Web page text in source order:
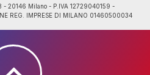
- 20146 Milano - P.IVA 12729040159 -
REG. IMPRESE DI MILANO 01460500034